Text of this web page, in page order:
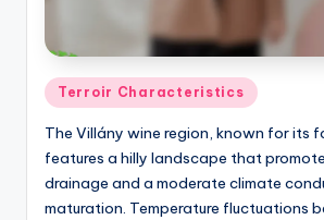
Posted
in
Terroir Characteristics
The Villány wine region, known for its
features a hilly landscape that
drainage and a moderate climate
maturation. Temperature fluctuations